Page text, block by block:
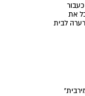
כעבור
את
לבית